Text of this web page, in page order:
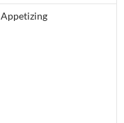
Appetizing